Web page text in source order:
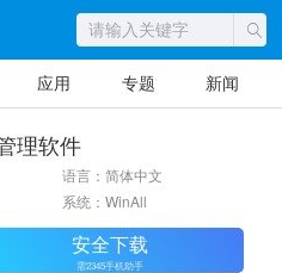
应用 专题 新闻
理软件
语言：简体中文
系统：WinAll
安全下载
需2345手机助手